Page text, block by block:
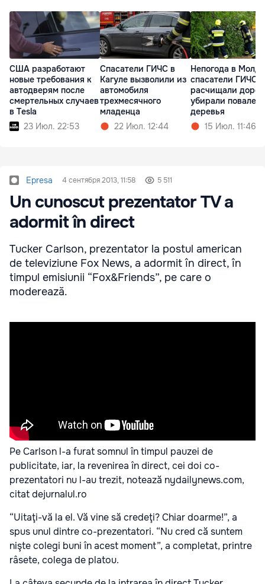
США разработают
новые требования к
автодверям после
смертельных случаев
в Tesla
23 Июл. 22:53
Спасатели ГИЧС в
Кагуле вызволили из
автомобиля
трехмесячного
младенца
22 Июл. 12:44
Непогода в
спасатели ГИЧС
расчищали
убирали
деревья
15 Июл. 11:46
Epresa 4 сентября 2013, 11:58 5 511
Un cunoscut prezentator TV a
adormit în direct
Tucker Carlson, prezentator la postul american
de televiziune Fox News, a adormit în direct, în
timpul emisiunii “Fox&Friends”, pe care o
moderează.
Pe Carlson l-a furat somnul în timpul pauzei de
publicitate, iar, la revenirea în direct, cei doi co-
prezentatori nu l-au trezit, notează nydailynews.com,
citat dejurnalul.ro
“Uitaţi-vă la el. Vă vine să credeţi? Chiar doarme!”, a
spus unul dintre co-prezentatori. “Nu cred că suntem
nişte colegi buni în acest moment”, a completat, printre
râsete, colega de platou.